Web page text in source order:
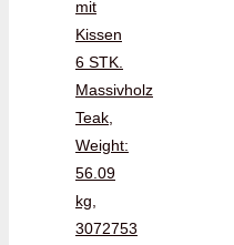
mit
Kissen
6 STK.
Massivholz
Teak,
Weight:
56.09
kg,
3072753